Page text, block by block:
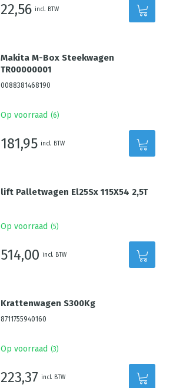
22,56 incl. BTW
Makita M-Box Steekwagen
TR00000001
0088381468190
Op voorraad (6)
181,95 incl. BTW
lift Palletwagen El25Sx 115X54 2,5T
Op voorraad (5)
514,00 incl. BTW
Krattenwagen S300Kg
8711755940160
Op voorraad (3)
223,37 incl. BTW